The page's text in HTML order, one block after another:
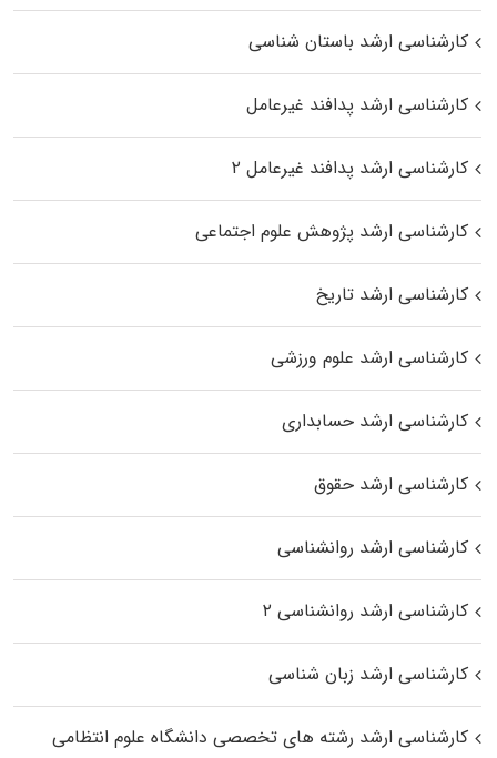
کارشناسی ارشد باستان شناسی
کارشناسی ارشد پدافند غیرعامل
کارشناسی ارشد پدافند غیرعامل ۲
کارشناسی ارشد پژوهش علوم اجتماعی
کارشناسی ارشد تاریخ
کارشناسی ارشد علوم ورزشی
کارشناسی ارشد حسابداری
کارشناسی ارشد حقوق
کارشناسی ارشد روانشناسی
کارشناسی ارشد روانشناسی ۲
کارشناسی ارشد زبان شناسی
کارشناسی ارشد رﺷﺘﻪ ﻫﺎی تخصصی داﻧﺸﮕﺎه ﻋﻠﻮم انتظامی